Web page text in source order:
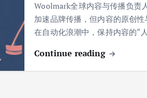
Woolmark全球内容与传播负责
加速品牌传播，但内容的原创性
在自动化浪潮中，保持内容的“
Continue reading